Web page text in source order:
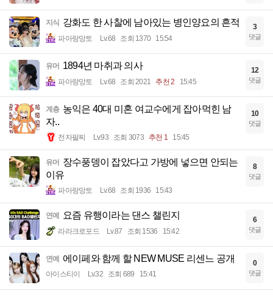
지식 강화도 한 사찰에 남아있는 병인양요의 흔적
파아랑망토 Lv.68 조회 1370 15:54
3
댓글
유머 1894년 마취과 의사
파아랑망토 Lv.68 조회 2021 추천 2 15:45
12
댓글
계층 농익은 40대 미혼 여교수에게 잡아먹힌 남
자..
전자팔찌 Lv.93 조회 3073 추천 1 15:45
10
댓글
유머 장수풍뎅이 잡았다고 가방에 넣으면 안되는
이유
파아랑망토 Lv.68 조회 1936 15:43
8
댓글
연예 요즘 유행이라는 댄스 챌린지
라라크로포드 Lv.87 조회 1536 15:42
6
댓글
연예 에이페와 함께 할 NEW MUSE 리센느 공개
아이스티이 Lv.32 조회 689 15:41
0
댓글